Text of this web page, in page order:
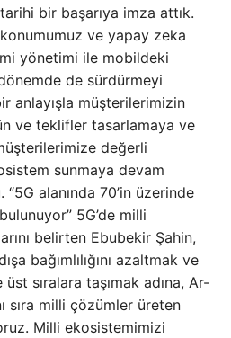
bir başarıya imza attık.
ve yapay zeka
yönetimi ile mobildeki
de sürdürmeyi
anlayışla müşterilerimizin
ve teklifler tasarlamaya ve
değerli
sunmaya devam
alanında 70’in üzerinde
5G’de milli
belirten Ebubekir Şahin,
bağımlılığını azaltmak ve
sıralara taşımak adına, Ar-
sıra milli çözümler üreten
Milli ekosistemimizi